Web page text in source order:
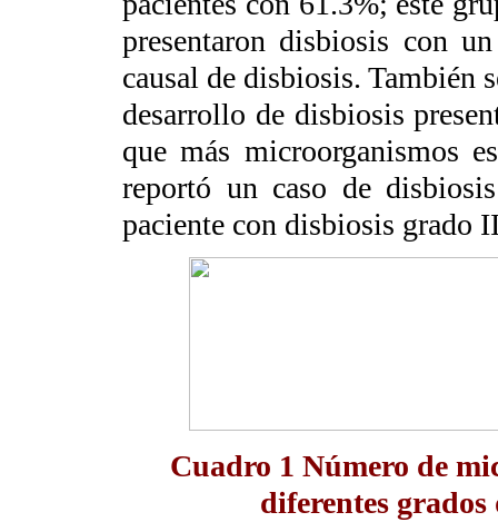
presentaron disbiosis con
causal de disbiosis. También
desarrollo de disbiosis
que más microorganismos
reportó un caso de
paciente con disbiosis grado
Cuadro 1 Número de
diferentes